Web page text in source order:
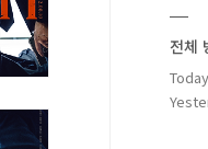
전체